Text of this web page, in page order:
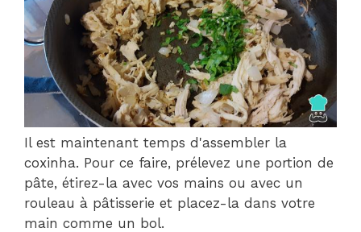
Il est maintenant temps d'assembler la
coxinha. Pour ce faire, prélevez une portion de
pâte, étirez-la avec vos mains ou avec un
rouleau à pâtisserie et placez-la dans votre
main comme un bol.